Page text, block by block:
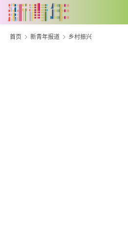
首页 新青年报道 乡村振兴